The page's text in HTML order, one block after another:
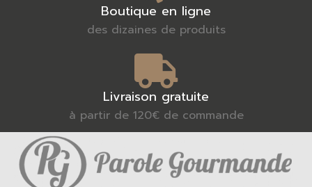
Boutique en ligne
des dizaines de produits
Livraison gratuite
à partir de 120€ de commande